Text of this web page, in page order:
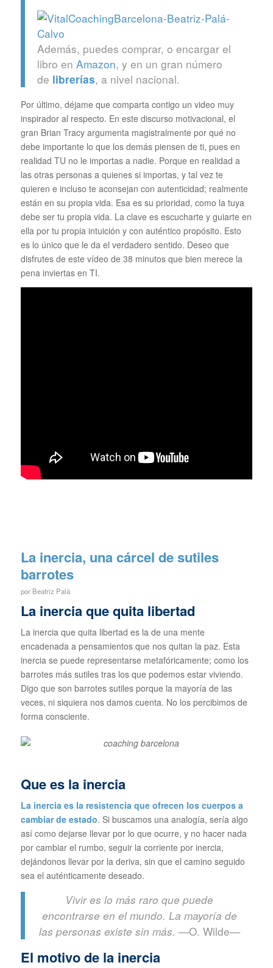
Además, puedes comprar, o encargar el
libro en Amazon, y en un gran número
de librerías, a nivel nacional.
Por último, déjame que comparta contigo un video muy
inspirador al respecto. En este discurso motivacional, el
gran Brian Tracy argumenta magistralmente por qué no
debe importante lo que los demás piensen de ti, pues en
realidad TU no le importas a nadie. Porque en realidad a
las otras personas a quienes si importas, y tal vez te
quieren e incluso te aconsejan con autenticidad; realmente
están en su propia vida. Esa es su prioridad, como la tuya
debe ser tu propia vida. La clave es escucharte y guiarte en
ella por tu propia intuición y con auténtico propósito. Esto
es lo único que le da el verdadero sentido. Deseo que
disfrutes de este vídeo de 38 minutos que bien merece la
pena inviertas en TI.
La inercia, una cárcel de sutiles
barrotes
por Beatriz Palá
La inercia que quita libertad
La inercia que quita libertad es la de una mente
encadenada a pensamientos que nos quitan la paz. Esta
inercia se puede representarse metafóricamente; como los
barrotes más sutiles tras los que podemos estar viviendo.
Digo que son barrotes sutiles porque la mayoría de las
veces, ni siquiera nos damos cuenta. No los percibimos de
forma consciente.
Que es la inercia
La inercia es la resistencia que ofrecen los cuerpos a
cambiar de estado. Si buscamos una analogía, sería algo
así como dejarse llevar por lo que ocurre, y no hacer nada
por cambiar el rumbo, seguir la corriente por inercia,
dejándonos llevar por la deriva, sin que el camino seguido
sea el auténticamente deseado.
Vivir es lo más raro que puede
encontrarse en el mundo. La mayoría de
las personas existe sin más. —O. Wilde—
El motivo de la inercia